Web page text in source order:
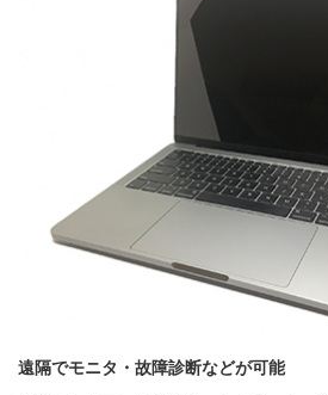
遠隔でモニタ・故障診断などが可能